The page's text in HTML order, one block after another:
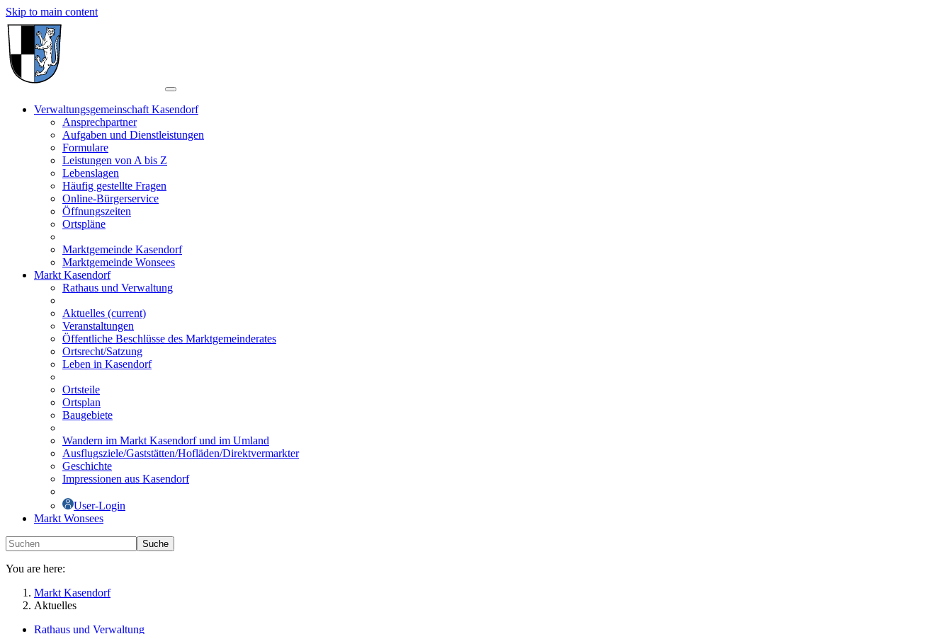
Skip to main content
Verwaltungsgemeinschaft Kasendorf
Ansprechpartner
Aufgaben und Dienstleistungen
Formulare
Leistungen von A bis Z
Lebenslagen
Häufig gestellte Fragen
Online-Bürgerservice
Öffnungszeiten
Ortspläne
Marktgemeinde Kasendorf
Marktgemeinde Wonsees
Markt Kasendorf
Rathaus und Verwaltung
Aktuelles (current)
Veranstaltungen
Öffentliche Beschlüsse des Marktgemeinderates
Ortsrecht/Satzung
Leben in Kasendorf
Ortsteile
Ortsplan
Baugebiete
Wandern im Markt Kasendorf und im Umland
Ausflugsziele/Gaststätten/Hofläden/Direktvermarkter
Geschichte
Impressionen aus Kasendorf
User-Login
Markt Wonsees
Suche
You are here:
Markt Kasendorf
Aktuelles
Rathaus und Verwaltung